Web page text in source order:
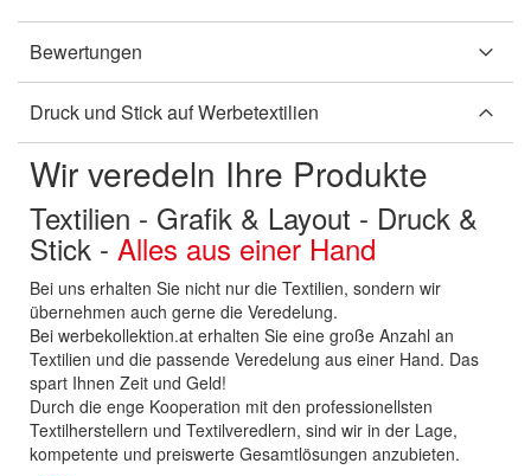
Bewertungen
Druck und Stick auf Werbetextilien
Wir veredeln Ihre Produkte
Textilien - Grafik & Layout - Druck &
Stick - Alles aus einer Hand
Bei uns erhalten Sie nicht nur die Textilien, sondern wir
übernehmen auch gerne die Veredelung.
Bei werbekollektion.at erhalten Sie eine große Anzahl an
Textilien und die passende Veredelung aus einer Hand. Das
spart Ihnen Zeit und Geld!
Durch die enge Kooperation mit den professionellsten
Textilherstellern und Textilveredlern, sind wir in der Lage,
kompetente und preiswerte Gesamtlösungen anzubieten.